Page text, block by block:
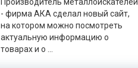
- фирма АКА сделал новый сайт,
на котором можно посмотреть
актуальную информацию о
товарах и о ...